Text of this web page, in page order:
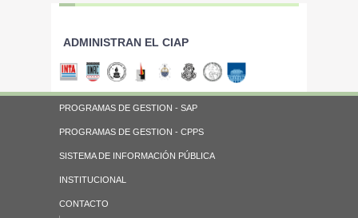
ADMINISTRAN EL CIAP
PROGRAMAS DE GESTION - SAP
PROGRAMAS DE GESTION - CPPS
SISTEMA DE INFORMACIÓN PÚBLICA
INSTITUCIONAL
CONTACTO